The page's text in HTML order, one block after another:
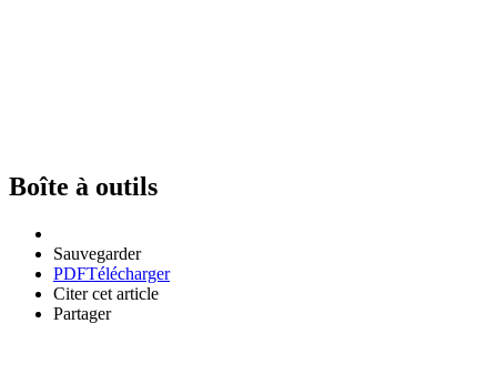
Boîte à outils
Sauvegarder
PDFTélécharger
Citer cet article
Partager